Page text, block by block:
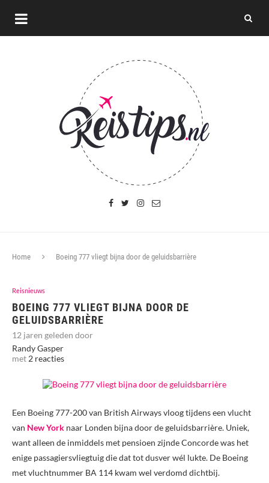
Home Boeing 777 vliegt bijna door de geluidsbarrière
Reisnieuws
BOEING 777 VLIEGT BIJNA DOOR DE
GELUIDSBARRIÈRE
12 jaren geleden door
Randy Gasper
met 2 reacties
Een Boeing 777-200 van British Airways vloog tijdens een vlucht
van New York naar Londen bijna door de geluidsbarrière. Uniek,
want alleen de inmiddels met pensioen zijnde Concorde was het
enige passagiersvliegtuig die dat tot dusver wél lukte. De Boeing
met vluchtnummer BA 114 kwam wel verdomd dichtbij.